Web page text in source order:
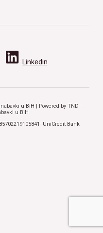
Linkedin
u BiH | Powered by TND -
u BiH
UniCredit Bank